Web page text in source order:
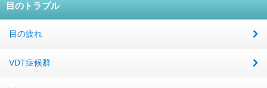
目のトラブル
目の疲れ
VDT症候群